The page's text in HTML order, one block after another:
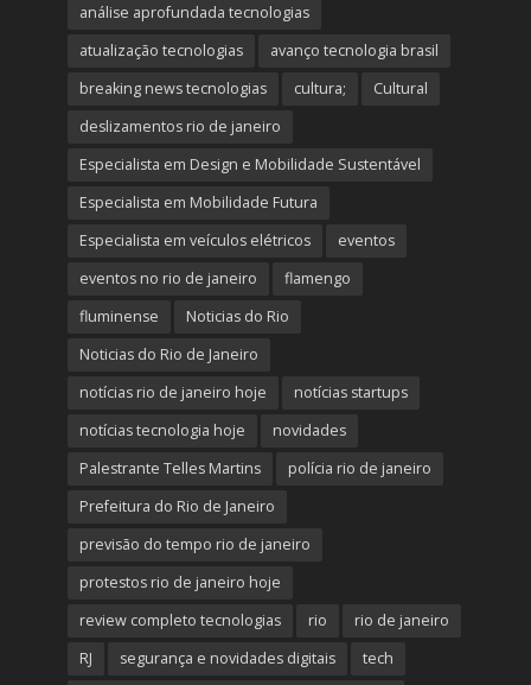
análise aprofundada tecnologias
atualização tecnologias
avanço tecnologia brasil
breaking news tecnologias
cultura;
Cultural
deslizamentos rio de janeiro
Especialista em Design e Mobilidade Sustentável
Especialista em Mobilidade Futura
Especialista em veículos elétricos
eventos
eventos no rio de janeiro
flamengo
fluminense
Noticias do Rio
Noticias do Rio de Janeiro
notícias rio de janeiro hoje
notícias startups
notícias tecnologia hoje
novidades
Palestrante Telles Martins
polícia rio de janeiro
Prefeitura do Rio de Janeiro
previsão do tempo rio de janeiro
protestos rio de janeiro hoje
review completo tecnologias
rio
rio de janeiro
RJ
segurança e novidades digitais
tech